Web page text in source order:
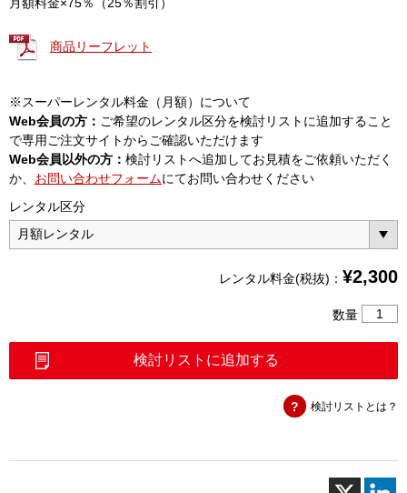
商品リーフレット
※スーパーレンタル料金（月額）について
Web会員の方： ご希望のレンタル区分を検討リストに追加すること
で専用ご注文サイトからご確認いただけます
Web会員以外の方： 検討リストへ追加してお見積をご依頼いただく
か、 お問い合わせフォームにてお問い合わせください
レンタル区分
レンタル料金(税抜)： ¥2,300
数量
定
ル
ミ
検討リストに追加する
検討リストとは？